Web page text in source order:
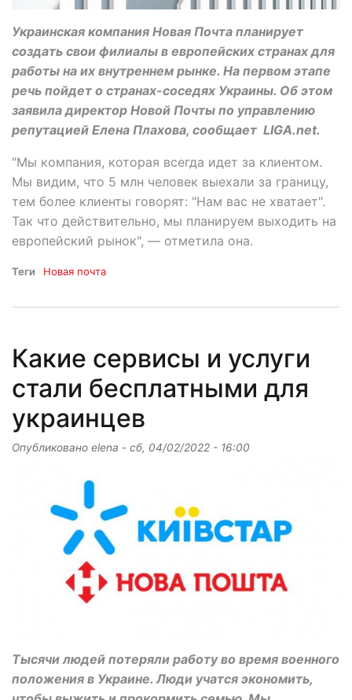
Украинская компания Новая Почта планирует
создать свои филиалы в европейских странах для
работы на их внутреннем рынке. На первом этапе
речь пойдет о странах-соседях Украины. Об этом
заявила директор Новой Почты по управлению
репутацией Елена Плахова, сообщает LIGA.net.
"Мы компания, которая всегда идет за клиентом.
Мы видим, что 5 млн человек выехали за границу,
тем более клиенты говорят: "Нам вас не хватает".
Так что действительно, мы планируем выходить на
европейский рынок", — отметила она.
Теги Новая почта
Какие сервисы и услуги
стали бесплатными для
украинцев
Опубликовано elena - сб, 04/02/2022 - 16:00
Тысячи людей потеряли работу во время военного
положения в Украине. Люди учатся экономить,